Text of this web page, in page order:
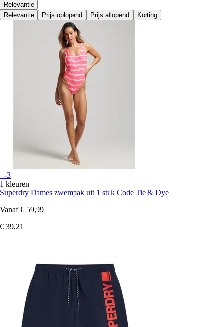
Relevantie
Relevantie
Prijs oplopend Prijs aflopend Korting
+-3
1 kleuren
Superdry Dames zwempak uit 1 stuk Code Tie & Dye
Vanaf € 59,99
€ 39,21